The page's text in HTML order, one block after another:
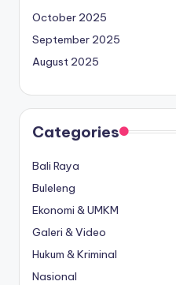
October 2025
September 2025
August 2025
Categories
Bali Raya
Buleleng
Ekonomi & UMKM
Galeri & Video
Hukum & Kriminal
Nasional